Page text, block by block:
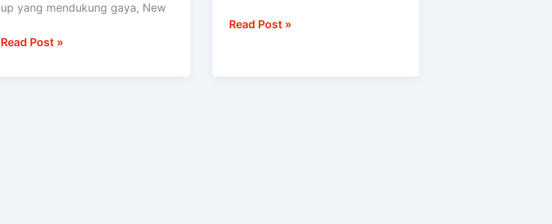
up yang mendukung gaya, New
kali
keliling
Read Post »
Read Post »